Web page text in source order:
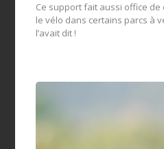
Ce support fait aussi office
le vélo dans certains parcs à
l’avait dit !